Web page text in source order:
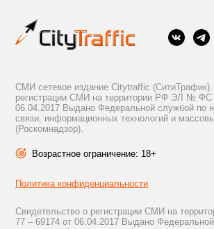
СМИ сетевое издание Citytraffic
регистрации СМИ на территории РФ ЭЛ № ФС
06.04.2017 Выдано Федеральной службой по
связи, информационных технологий и
(Роскомнадзор).
Возрастное ограничение: 18+
Политика конфиденциальности
Свидетельство о регистрации СМИ на
77 – 69174 от 06.04.2017 Выдано